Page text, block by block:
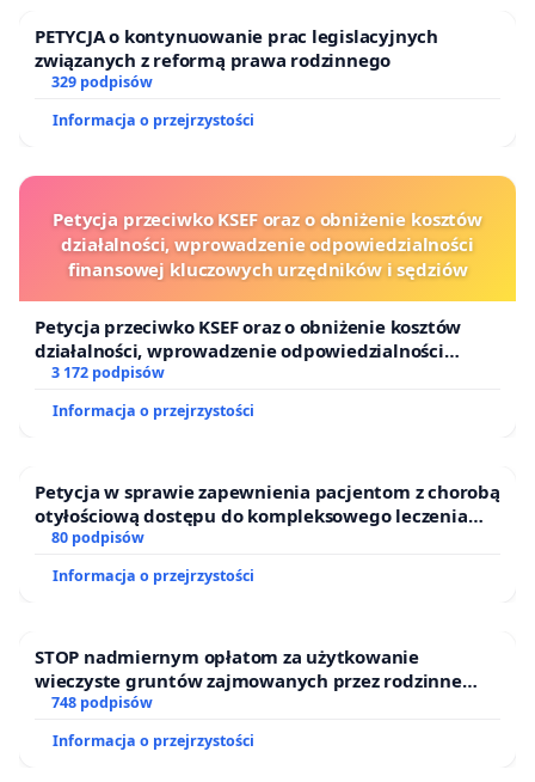
PETYCJA o kontynuowanie prac legislacyjnych
związanych z reformą prawa rodzinnego
329 podpisów
Informacja o przejrzystości
Petycja przeciwko KSEF oraz o obniżenie kosztów
działalności, wprowadzenie odpowiedzialności
finansowej kluczowych urzędników i sędziów
Petycja przeciwko KSEF oraz o obniżenie kosztów
działalności, wprowadzenie odpowiedzialności
finansowej kluczowych urzędników i sędziów
3 172 podpisów
Informacja o przejrzystości
Petycja w sprawie zapewnienia pacjentom z chorobą
otyłościową dostępu do kompleksowego leczenia
oraz programów profilaktycznych.
80 podpisów
Informacja o przejrzystości
STOP nadmiernym opłatom za użytkowanie
wieczyste gruntów zajmowanych przez rodzinne
ogrody działkowe.
748 podpisów
Informacja o przejrzystości